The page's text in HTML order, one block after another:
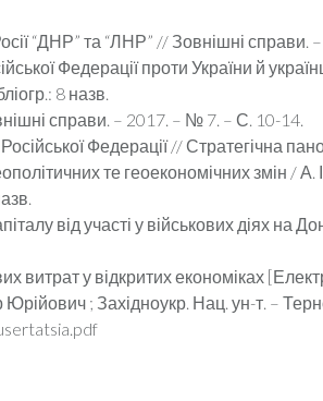
“ДНР” та “ЛНР” // Зовнішні справи.
Федерації проти України й
8 назв.
справи. – 2017. – № 7. – С. 10-14.
Федерації // Стратегічна
те геоекономічних змін / А.
від участі у військових діях на
витрат у відкритих економіках
; Західноукр. Нац. ун-т. –